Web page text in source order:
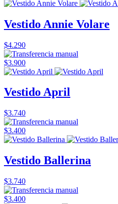
Vestido Annie Volare
$4.290
$3.900
Vestido April
$3.740
$3.400
Vestido Ballerina
$3.740
$3.400